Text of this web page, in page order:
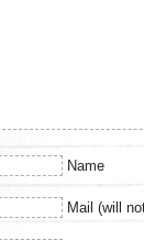
Name
Mail (will